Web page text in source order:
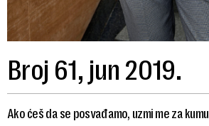
Broj 61, jun 2019.
Ako ćeš da se posvađamo, uzmi me za kumu